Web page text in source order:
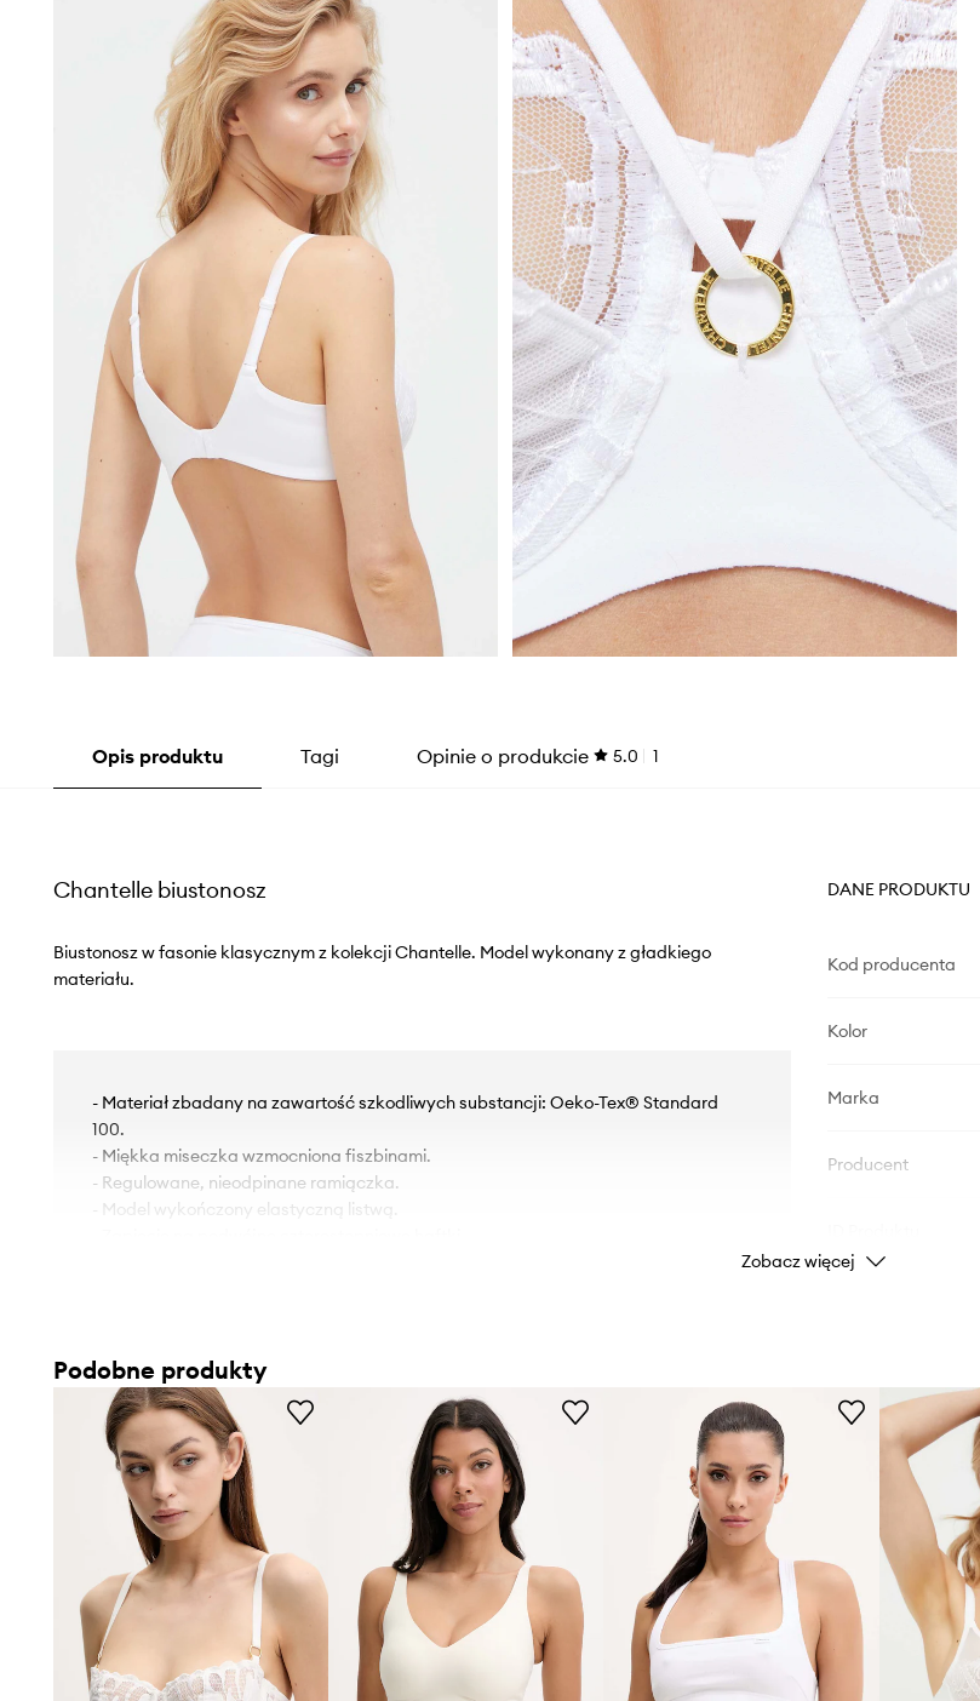
Opis produktu Tagi Opinie o produkcie 5.0 1
Chantelle biustonosz
Biustonosz w fasonie klasycznym z kolekcji Chantelle. Model wykonany z gładkiego
materiału.
- Materiał zbadany na zawartość szkodliwych substancji: Oeko-Tex® Standard
100.
- Miękka miseczka wzmocniona fiszbinami.
- Regulowane, nieodpinane ramiączka.
- Model wykończony elastyczną listwą.
DANE PRODUKTU
Kod producenta
Kolor
Marka
Producent
Zobacz więcej
Podobne produkty